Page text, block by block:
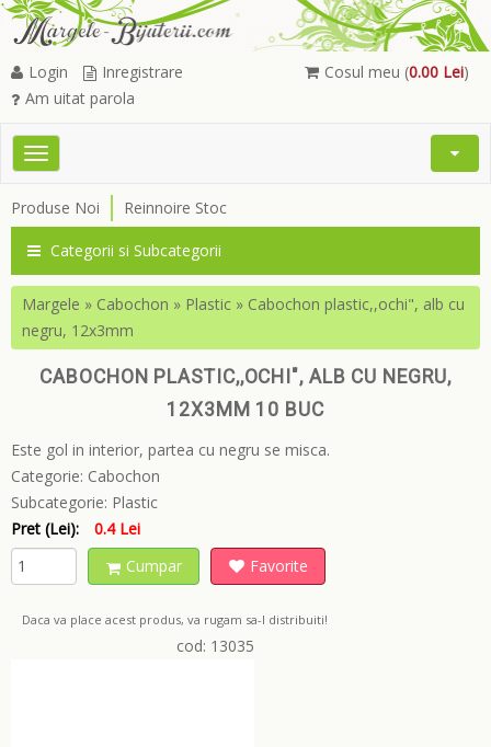
Cosul meu (0.00 Lei)
Login
Inregistrare
Am uitat parola
Toggle
Open
Produse Noi Reinnoire Stoc
Categorii si Subcategorii
Margele » Cabochon » Plastic » Cabochon plastic,,ochi", alb cu
negru, 12x3mm
CABOCHON PLASTIC,,OCHI", ALB CU NEGRU,
12X3MM 10 BUC
Este gol in interior, partea cu negru se misca.
Categorie: Cabochon
Subcategorie: Plastic
Pret (Lei):
0.4 Lei
Cumpar
Favorite
Daca va place acest produs, va rugam sa-l distribuiti!
cod: 13035